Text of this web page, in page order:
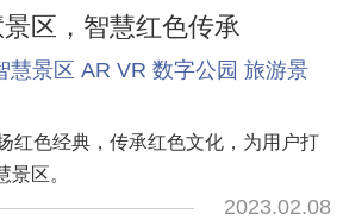
区，智慧红色传承
慧景区 AR VR 数字公园 旅游景
红色经典，传承红色文化，为用户打
区。
2023.02.08